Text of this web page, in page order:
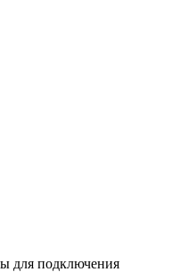
для подключения